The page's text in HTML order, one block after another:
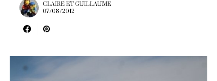
CLAIRE ET GUILLAUME
07/08/2012